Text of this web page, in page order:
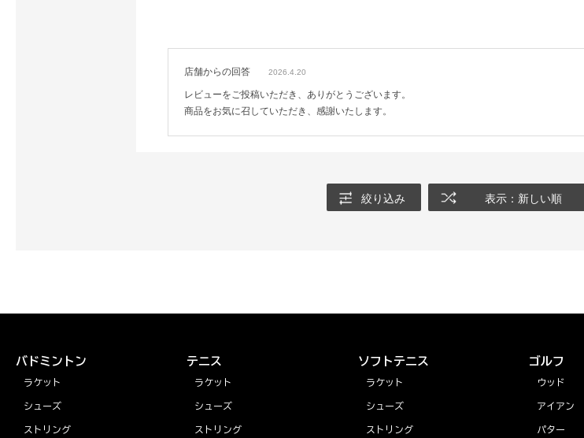
店舗からの回答 2026.4.20
レビューをご投稿いただき、ありがとうございます。
商品をお気に召していただき、感謝いたします。
絞り込み 表示：新しい順
バドミントン
ラケット
シューズ
ストリング
テニス
ラケット
シューズ
ストリング
ソフトテニス
ラケット
シューズ
ストリング
ゴルフ
ウッド
アイアン
パター